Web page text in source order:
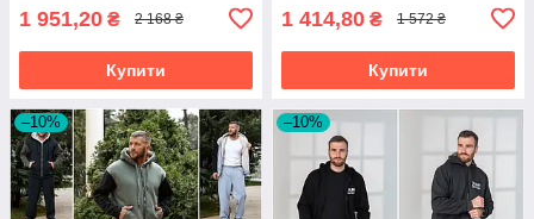
1 951,20 ₴ 2 168 ₴
Купити
1 414,80 ₴ 1 572 ₴
Купити
–10% –10%